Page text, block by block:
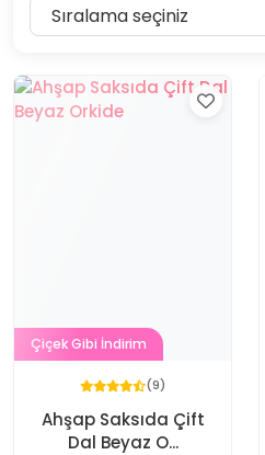
Çiçek Gibi İndirim
(9)
Ahşap Saksıda Çift
Dal Beyaz O...